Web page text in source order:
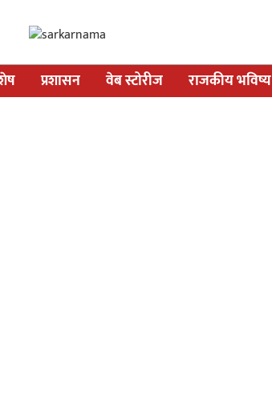
प्रशासन वेब स्टोरीज राजकीय भविष्य